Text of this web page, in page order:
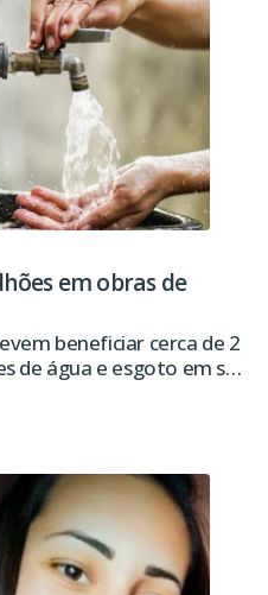
em obras de
beneficiar cerca de 2
de água e esgoto em seis